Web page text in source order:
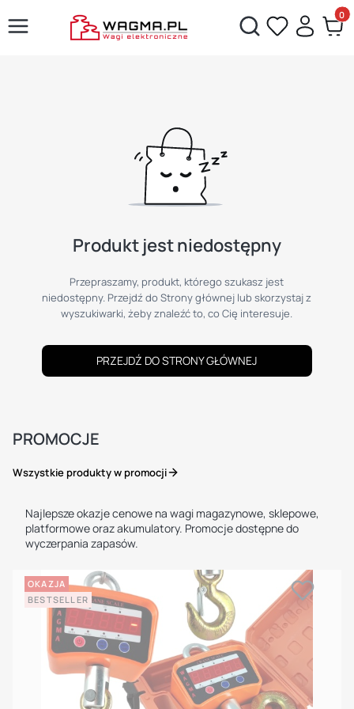
Otwórz wyszukiwarkę
Produkt jest niedostępny
Przepraszamy, produkt, którego szukasz jest
niedostępny. Przejdź do Strony głównej lub skorzystaj z
wyszukiwarki, żeby znaleźć to, co Cię interesuje.
PRZEJDŹ DO STRONY GŁÓWNEJ
PROMOCJE
Wszystkie produkty w promocji
Najlepsze okazje cenowe na wagi magazynowe, sklepowe,
platformowe oraz akumulatory. Promocje dostępne do
wyczerpania zapasów.
OKAZJA
BESTSELLER